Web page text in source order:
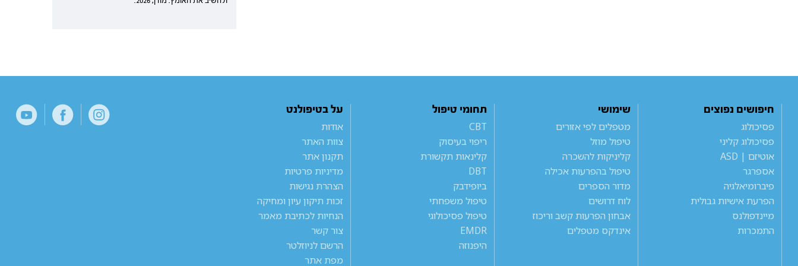
חיפושים נפוצים
פסיכולוג
פסיכולוג קליני
אוטיזם | ASD
אספרגר
פיברומיאלגיה
הפרעת אישיות גבולית
מיינדפולנס
התמכרות
שימושי
מטפלים לפי אזורים
טיפול מוזל
קליניקות להשכרה
טיפול בהפרעות אכילה
מדור הספרים
לוח דרושים
אבחון הפרעות קשב וריכוז
אינדקס מטפלים
תחומי טיפול
CBT
ריפוי בעיסוק
קלינאות תקשורת
DBT
ביופידבק
טיפול משפחתי
טיפול פסיכולוגי
EMDR
היפנוזה
על בטיפולנט
אודות
צוות האתר
תקנון אתר
מדיניות פרטיות
הצהרת נגישות
זכות תיקון עיון ומחיקה
הנחיות לכתיבת מאמר
צור קשר
הרשם לניוזלטר
מפת אתר